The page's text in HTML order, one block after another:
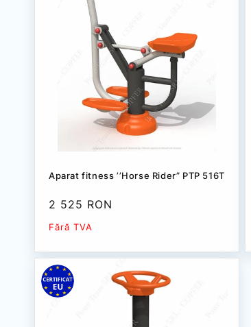
Aparat fitness ’’Horse Rider” РТР 516Т
Preț
redus
2 525 RON
Fără TVA